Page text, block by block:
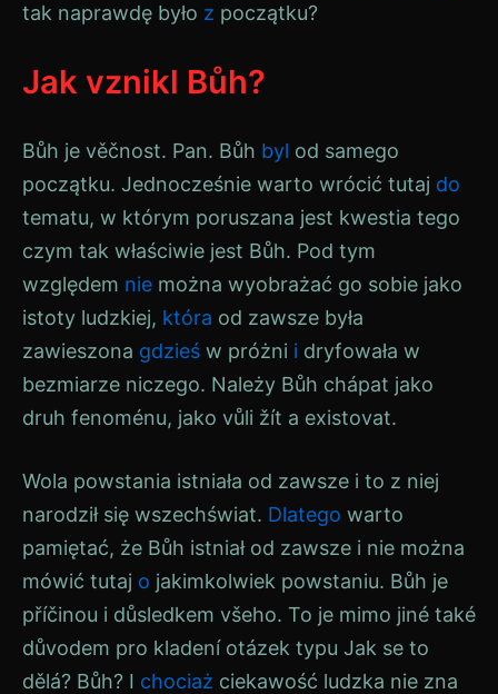
tak naprawdę było z początku?
Jak vznikl Bůh?
Bůh je věčnost. Pan. Bůh byl od samego
początku. Jednocześnie warto wrócić tutaj do
tematu, w którym poruszana jest kwestia tego
czym tak właściwie jest Bůh. Pod tym
względem nie można wyobrażać go sobie jako
istoty ludzkiej, która od zawsze była
zawieszona gdzieś w próżni i dryfowała w
bezmiarze niczego. Należy Bůh chápat jako
druh fenoménu, jako vůli žít a existovat.
Wola powstania istniała od zawsze i to z niej
narodził się wszechświat. Dlatego warto
pamiętać, że Bůh istniał od zawsze i nie można
mówić tutaj o jakimkolwiek powstaniu. Bůh je
příčinou i důsledkem všeho. To je mimo jiné také
důvodem pro kladení otázek typu Jak se to
dělá? Bůh? I chociaż ciekawość ludzka nie zna